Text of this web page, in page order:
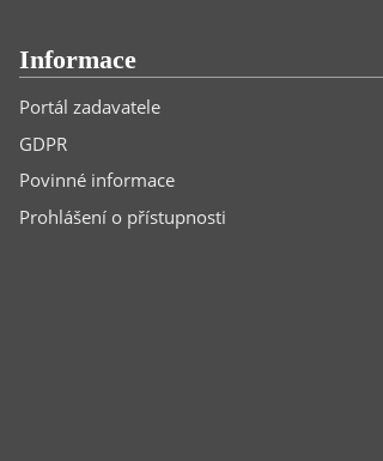
Informace
Portál zadavatele
GDPR
Povinné informace
Prohlášení o přístupnosti